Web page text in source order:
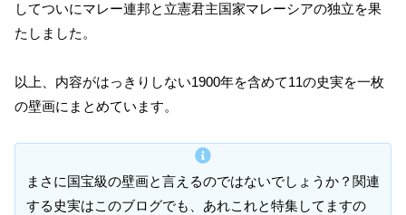
してついにマレー連邦と立憲君主国家マレーシアの独立を果
たしました。
以上、内容がはっきりしない1900年を含めて11の史実を一枚
の壁画にまとめています。
まさに国宝級の壁画と言えるのではないでしょうか？関連
する史実はこのブログでも、あれこれと特集してますの